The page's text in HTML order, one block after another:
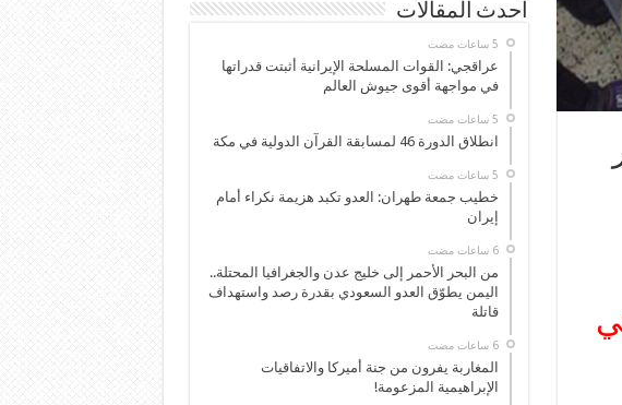
أحدث المقالات
عراقجي: القوات المسلحة الإيرانية أثبتت قدراتها
في مواجهة أقوى جيوش العالم
انطلاق الدورة 46 لمسابقة القرآن الدولية في مكة
خطيب جمعة طهران: العدو تكبد هزيمة نكراء أمام
إيران
‏6 ساعات مضت
من البحر الأحمر إلى خليج عدن والجغرافيا المحتلة..
اليمن يطوّق العدو السعودي بقدرة رصد واستهداف
قاتلة
‏6 ساعات مضت
المغاربة يفرون من جنة أميركا والاتفاقيات
الإبراهيمية المزعومة!